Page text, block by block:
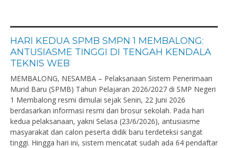
HARI KEDUA SPMB SMPN 1 MEMBALONG:
ANTUSIASME TINGGI DI TENGAH KENDALA
TEKNIS WEB
MEMBALONG, NESAMBA – Pelaksanaan Sistem Penerimaan
Murid Baru (SPMB) Tahun Pelajaran 2026/2027 di SMP Negeri
1 Membalong resmi dimulai sejak Senin, 22 Juni 2026
berdasarkan informasi resmi dari brosur sekolah. Pada hari
kedua pelaksanaan, yakni Selasa (23/6/2026), antusiasme
masyarakat dan calon peserta didik baru terdeteksi sangat
tinggi. Hingga hari ini, sistem mencatat sudah ada 64 pendaftar